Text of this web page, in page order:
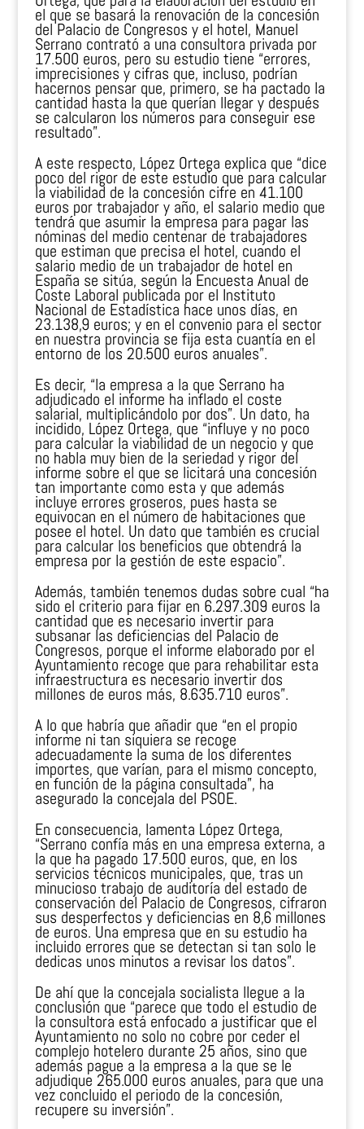
el que se basará la renovación de la concesión
del Palacio de Congresos y el hotel, Manuel
Serrano contrató a una consultora privada por
17.500 euros, pero su estudio tiene “errores,
imprecisiones y cifras que, incluso, podrían
hacernos pensar que, primero, se ha pactado la
cantidad hasta la que querían llegar y después
se calcularon los números para conseguir ese
resultado”.
A este respecto, López Ortega explica que “dice
poco del rigor de este estudio que para calcular
la viabilidad de la concesión cifre en 41.100
euros por trabajador y año, el salario medio que
tendrá que asumir la empresa para pagar las
nóminas del medio centenar de trabajadores
que estiman que precisa el hotel, cuando el
salario medio de un trabajador de hotel en
España se sitúa, según la Encuesta Anual de
Coste Laboral publicada por el Instituto
Nacional de Estadística hace unos días, en
23.138,9 euros; y en el convenio para el sector
en nuestra provincia se fija esta cuantía en el
entorno de los 20.500 euros anuales”.
Es decir, “la empresa a la que Serrano ha
adjudicado el informe ha inflado el coste
salarial, multiplicándolo por dos”. Un dato, ha
incidido, López Ortega, que “influye y no poco
para calcular la viabilidad de un negocio y que
no habla muy bien de la seriedad y rigor del
informe sobre el que se licitará una concesión
tan importante como esta y que además
incluye errores groseros, pues hasta se
equivocan en el número de habitaciones que
posee el hotel. Un dato que también es crucial
para calcular los beneficios que obtendrá la
empresa por la gestión de este espacio”.
Además, también tenemos dudas sobre cual “ha
sido el criterio para fijar en 6.297.309 euros la
cantidad que es necesario invertir para
subsanar las deficiencias del Palacio de
Congresos, porque el informe elaborado por el
Ayuntamiento recoge que para rehabilitar esta
infraestructura es necesario invertir dos
millones de euros más, 8.635.710 euros”.
A lo que habría que añadir que “en el propio
informe ni tan siquiera se recoge
adecuadamente la suma de los diferentes
importes, que varían, para el mismo concepto,
en función de la página consultada”, ha
asegurado la concejala del PSOE.
En consecuencia, lamenta López Ortega,
“Serrano confía más en una empresa externa, a
la que ha pagado 17.500 euros, que, en los
servicios técnicos municipales, que, tras un
minucioso trabajo de auditoría del estado de
conservación del Palacio de Congresos, cifraron
sus desperfectos y deficiencias en 8,6 millones
de euros. Una empresa que en su estudio ha
incluido errores que se detectan si tan solo le
dedicas unos minutos a revisar los datos”.
De ahí que la concejala socialista llegue a la
conclusión que “parece que todo el estudio de
la consultora está enfocado a justificar que el
Ayuntamiento no solo no cobre por ceder el
complejo hotelero durante 25 años, sino que
además pague a la empresa a la que se le
adjudique 265.000 euros anuales, para que una
vez concluido el periodo de la concesión,
recupere su inversión”.